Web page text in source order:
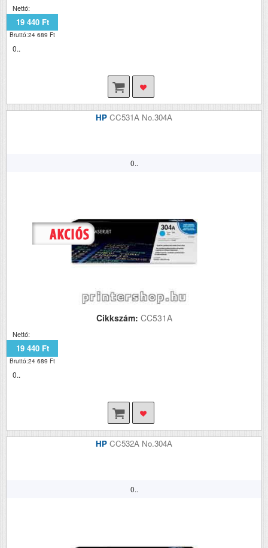
Nettó:
19 440 Ft
Bruttó:24 689 Ft
0..
HP CC531A No.304A
0..
Cikkszám: CC531A
Nettó:
19 440 Ft
Bruttó:24 689 Ft
0..
HP CC532A No.304A
0..